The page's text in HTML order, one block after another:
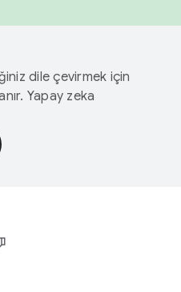
dile çevirmek için
Yapay zeka